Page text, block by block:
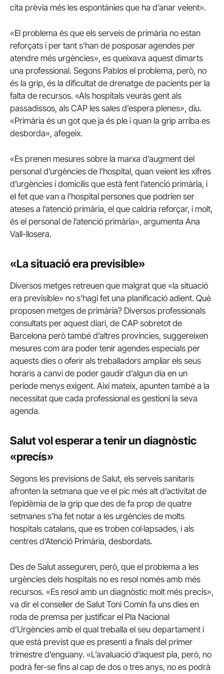
cita prèvia més les espontànies que ha d’anar veient».
«El problema és que els serveis de primària no estan
reforçats i per tant s’han de posposar agendes per
atendre més urgències», es queixava aquest dimarts
una professional. Segons Pablos el problema, però, no
és la grip, és la dificultat de drenatge de pacients per la
falta de recursos. «Als hospitals veuràs gent als
passadissos, als CAP les sales d’espera plenes», diu.
«Primària és un got que ja és ple i quan la grip arriba es
desborda», afegeix.
«Es prenen mesures sobre la marxa d’augment del
personal d’urgències de l’hospital, quan veient les xifres
d’urgències i domicilis que està fent l’atenció primària, i
el fet que van a l’hospital persones que podrien ser
ateses a l’atenció primària, el que caldria reforçar, i molt,
és el personal de l’atenció primària», argumenta Ana
Vall-llosera.
«La situació era previsible»
Diversos metges retreuen que malgrat que «la situació
era previsible» no s’hagi fet una planificació adient. Què
proposen metges de primària? Diversos professionals
consultats per aquest diari, de CAP sobretot de
Barcelona però també d’altres províncies, suggereixen
mesures com ara poder tenir agendes especials per
aquests dies o oferir als treballadors ampliar els seus
horaris a canvi de poder gaudir d’algun dia en un
període menys exigent. Així mateix, apunten també a la
necessitat que cada professional es gestioni la seva
agenda.
Salut vol esperar a tenir un diagnòstic
«precís»
Segons les previsions de Salut, els serveis sanitaris
afronten la setmana que ve el pic més alt d’activitat de
l’epidèmia de la grip que des de fa prop de quatre
setmanes s’ha fet notar a les urgències de molts
hospitals catalans, que es troben col·lapsades, i als
centres d’Atenció Primària, desbordats.
Des de Salut asseguren, però, que el problema a les
urgències dels hospitals no es resol només amb més
recursos. «Es resol amb un diagnòstic molt més precís»,
va dir el conseller de Salut Toni Comín fa uns dies en
roda de premsa per justificar el Pla Nacional
d’Urgències amb el qual treballa el seu departament i
que està previst que es presenti a finals del primer
trimestre d’enguany. «L’avaluació d’aquest pla, però, no
podrà fer-se fins al cap de dos o tres anys, no es podrà